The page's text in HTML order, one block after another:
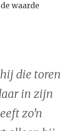
waarde
die toren
in zijn
zo’n